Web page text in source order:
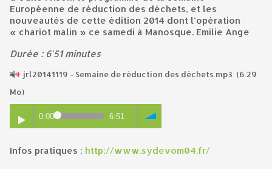
Européenne de réduction des déchets, et les
nouveautés de cette édition 2014 dont l’opération
« chariot malin » ce samedi à Manosque. Emilie Ange
Durée : 6'51 minutes
jrl20141119 - Semaine de réduction des déchets.mp3 (6.29
Mo)
0:00 6:51
Infos pratiques : http://www.sydevom04.fr/